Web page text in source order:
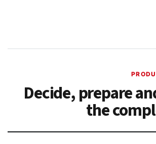
Decide, prepare
the